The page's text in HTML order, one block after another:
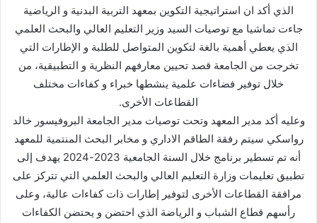
الذي أكد ان استراتيجية التكوين بمعهد التربية البدنية و الرياضية
جاءت تماشيا مع توصيات السيد وزير التعليم العالي والبحث العلمي
الذي يعطي أهمية بالغة لتكوين المتواصل للطلبة و الإطارات التي
تخرجت من الجامعة قصد تحيين معارفهم النظرية و التطبيقية، من
خلال توفير فضاءات علمية ينشطها خبراء و كفاءات مختلف
القطاعات الأخرى.
وعليه أكد مدير المعهد وتحت توصيات مدير الجامعة البروفيسور خالد
رواسكي سيتم رفقة الطاقم الاداري و مخابر البحث المنتمية للمعهد
أنه تم تسطير برنامج خلال السنة الجامعية 2023-2024 يهدف إلى
تطبيق تعليمات وزارة التعليم العالي والبحث العلمي التي تتركز على
مرافقة القطاعات الأخرى لتوفير إطارات ذات كفاءات عالية، وعلى
رأسهم قطاع الشباب و الرياضة الذي احتضن و يحتضن الكفاءات